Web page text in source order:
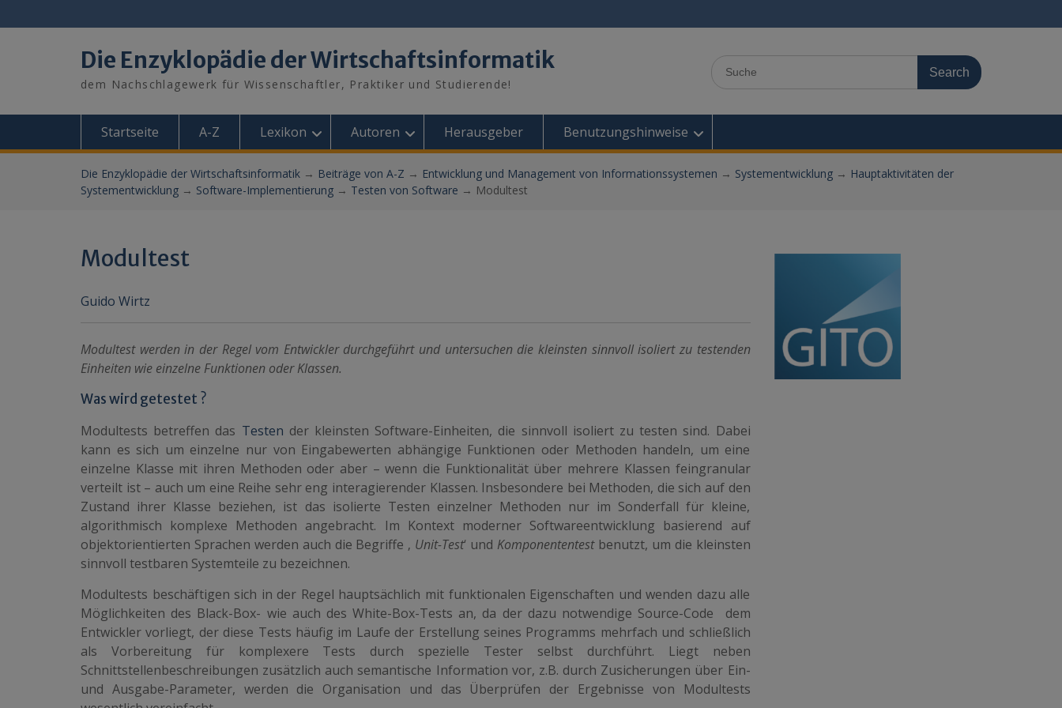
to
Die Enzyklopädie der Wirtschaftsinformatik
dem Nachschlagewerk für Wissenschaftler, Praktiker und Studierende!
Search
for:
Startseite A-Z Lexikon Autoren Herausgeber Benutzungshinweise
Die Enzyklopädie der Wirtschaftsinformatik → Beiträge von A-Z → Entwicklung und Management von Informationssystemen → Systementwicklung → Hauptaktivitäten der
Systementwicklung → Software-Implementierung → Testen von Software → Modultest
Modultest
Guido Wirtz
Modultest werden in der Regel vom Entwickler durchgeführt und untersuchen die kleinsten sinnvoll isoliert zu testenden
Einheiten wie einzelne Funktionen oder Klassen.
Was wird getestet ?
Modultests betreffen das Testen der kleinsten Software-Einheiten, die sinnvoll isoliert zu testen sind. Dabei
kann es sich um einzelne nur von Eingabewerten abhängige Funktionen oder Methoden handeln, um eine
einzelne Klasse mit ihren Methoden oder aber – wenn die Funktionalität über mehrere Klassen feingranular
verteilt ist – auch um eine Reihe sehr eng interagierender Klassen. Insbesondere bei Methoden, die sich auf den
Zustand ihrer Klasse beziehen, ist das isolierte Testen einzelner Methoden nur im Sonderfall für kleine,
algorithmisch komplexe Methoden angebracht. Im Kontext moderner Softwareentwicklung basierend auf
objektorientierten Sprachen werden auch die Begriffe ‚ Unit-Test‘ und Komponententestbenutzt, um die kleinsten
sinnvoll testbaren Systemteile zu bezeichnen.
Modultests beschäftigen sich in der Regel hauptsächlich mit funktionalen Eigenschaften und wenden dazu alle
Möglichkeiten des Black-Box- wie auch des White-Box-Tests an, da der dazu notwendige Source-Code dem
Entwickler vorliegt, der diese Tests häufig im Laufe der Erstellung seines Programms mehrfach und schließlich
als Vorbereitung für komplexere Tests durch spezielle Tester selbst durchführt. Liegt neben
Schnittstellenbeschreibungen zusätzlich auch semantische Information vor, z.B. durch Zusicherungen über Ein-
und Ausgabe-Parameter, werden die Organisation und das Überprüfen der Ergebnisse von Modultests